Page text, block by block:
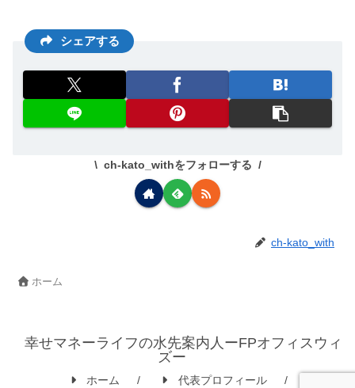
シェアする
ch-kato_withをフォローする
ch-kato_with
ホーム
幸せマネーライフの水先案内人ーFPオフィスウィ
ズー
ホーム 代表プロフィール